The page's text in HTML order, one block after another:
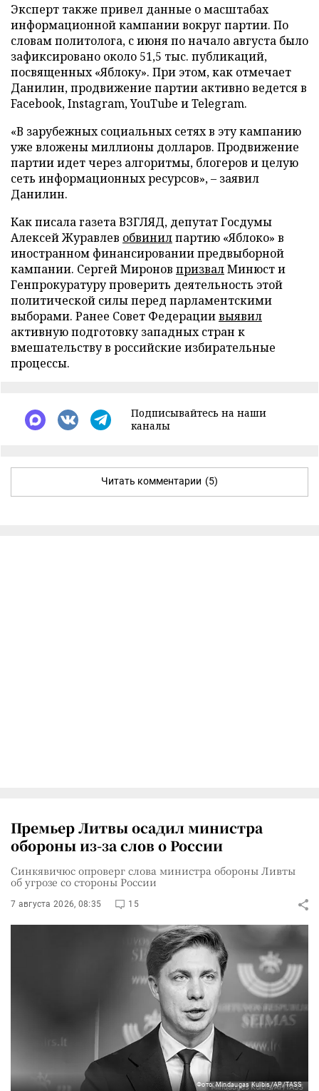
Эксперт также привел данные о масштабах
информационной кампании вокруг партии. По
словам политолога, с июня по начало августа было
зафиксировано около 51,5 тыс. публикаций,
посвященных «Яблоку». При этом, как отмечает
Данилин, продвижение партии активно ведется в
Facebook, Instagram, YouTube и Telegram.
«В зарубежных социальных сетях в эту кампанию
уже вложены миллионы долларов. Продвижение
партии идет через алгоритмы, блогеров и целую
сеть информационных ресурсов», – заявил
Данилин.
Как писала газета ВЗГЛЯД, депутат Госдумы
Алексей Журавлев обвинилпартию «Яблоко» в
иностранном финансировании предвыборной
кампании. Сергей Миронов призвалМинюст и
Генпрокуратуру проверить деятельность этой
политической силы перед парламентскими
выборами. Ранее Совет Федерациивыявил
активную подготовку западных стран к
вмешательству в российские избирательные
процессы.
Подписывайтесь на наши
каналы
Читать комментарии (5)
Премьер Литвы осадил министра
обороны из-за слов о России
Синкявичюс опроверг слова министра обороны Ливты
об угрозе со стороны России
7 августа 2026, 08:35 15
Фото: Mindaugas Kulbis/AP/TASS